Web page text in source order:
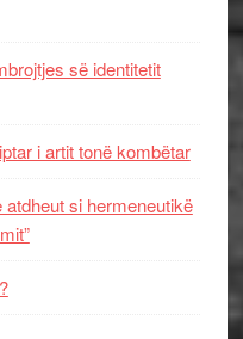
së identitetit
i artit tonë kombëtar
atdheut si hermeneutikë